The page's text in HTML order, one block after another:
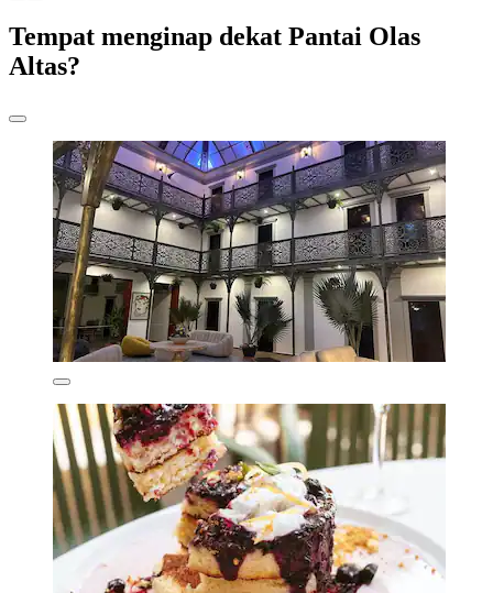
Tempat menginap dekat Pantai Olas
Altas?